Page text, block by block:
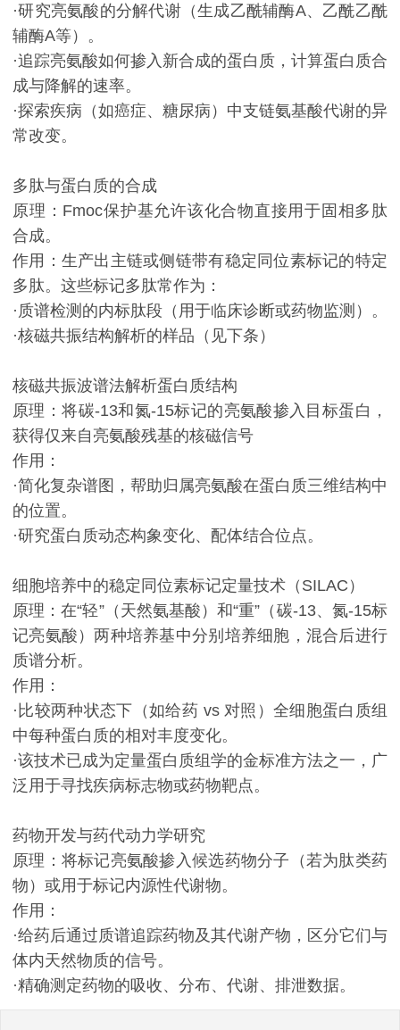
·研究亮氨酸的分解代谢（生成乙酰辅酶A、乙酰乙酰
辅酶A等）。
·追踪亮氨酸如何掺入新合成的蛋白质，计算蛋白质合
成与降解的速率。
·探索疾病（如癌症、糖尿病）中支链氨基酸代谢的异
常改变。
多肽与蛋白质的合成
原理：Fmoc保护基允许该化合物直接用于固相多肽
合成。
作用：生产出主链或侧链带有稳定同位素标记的特定
多肽。这些标记多肽常作为：
·质谱检测的内标肽段（用于临床诊断或药物监测）。
·核磁共振结构解析的样品（见下条）
核磁共振波谱法解析蛋白质结构
原理：将碳-13和氮-15标记的亮氨酸掺入目标蛋白，
获得仅来自亮氨酸残基的核磁信号
作用：
·简化复杂谱图，帮助归属亮氨酸在蛋白质三维结构中
的位置。
·研究蛋白质动态构象变化、配体结合位点。
细胞培养中的稳定同位素标记定量技术（SILAC）
原理：在“轻”（天然氨基酸）和“重”（碳-13、氮-15标
记亮氨酸）两种培养基中分别培养细胞，混合后进行
质谱分析。
作用：
·比较两种状态下（如给药 vs 对照）全细胞蛋白质组
中每种蛋白质的相对丰度变化。
·该技术已成为定量蛋白质组学的金标准方法之一，广
泛用于寻找疾病标志物或药物靶点。
药物开发与药代动力学研究
原理：将标记亮氨酸掺入候选药物分子（若为肽类药
物）或用于标记内源性代谢物。
作用：
·给药后通过质谱追踪药物及其代谢产物，区分它们与
体内天然物质的信号。
·精确测定药物的吸收、分布、代谢、排泄数据。